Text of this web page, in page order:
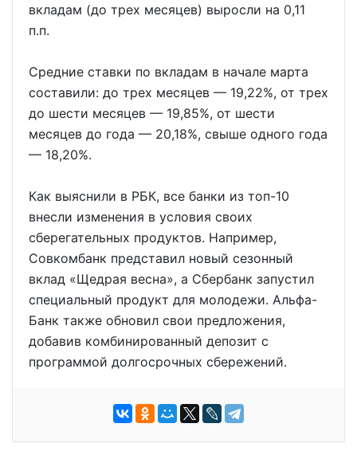
вкладам (до трех месяцев) выросли на 0,11
п.п.
Средние ставки по вкладам в начале марта
составили: до трех месяцев — 19,22%, от трех
до шести месяцев — 19,85%, от шести
месяцев до года — 20,18%, свыше одного года
— 18,20%.
Как выяснили в РБК, все банки из топ-10
внесли изменения в условия своих
сберегательных продуктов. Например,
Совкомбанк представил новый сезонный
вклад «Щедрая весна», а Сбербанк запустил
специальный продукт для молодежи. Альфа-
Банк также обновил свои предложения,
добавив комбинированный депозит с
программой долгосрочных сбережений.